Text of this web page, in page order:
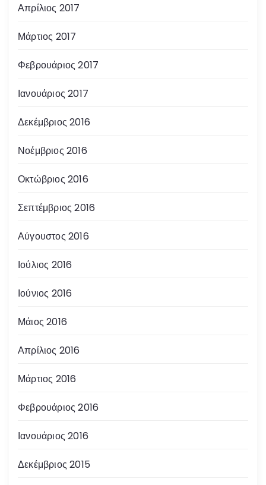
Απρίλιος 2017
Μάρτιος 2017
Φεβρουάριος 2017
Ιανουάριος 2017
Δεκέμβριος 2016
Νοέμβριος 2016
Οκτώβριος 2016
Σεπτέμβριος 2016
Αύγουστος 2016
Ιούλιος 2016
Ιούνιος 2016
Μάιος 2016
Απρίλιος 2016
Μάρτιος 2016
Φεβρουάριος 2016
Ιανουάριος 2016
Δεκέμβριος 2015